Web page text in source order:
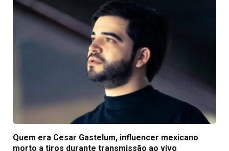
Quem era Cesar Gastelum, influencer mexicano
morto a tiros durante transmissão ao vivo